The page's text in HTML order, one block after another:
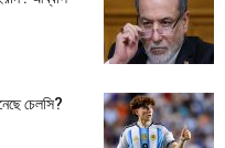
চেলসি?